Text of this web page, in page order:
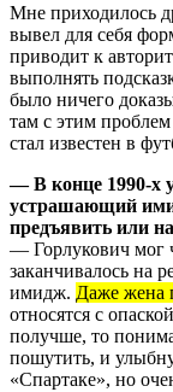
Мне приходилось
вывел для себя
приводит к
выполнять
было ничего
там с этим
стал известен в
— В конце 1990-х
устрашающий
предъявить или
— Горлукович мог
заканчивалось на
имидж. Даже жена
относятся с
получше, то
пошутить, и
«Спартаке», но